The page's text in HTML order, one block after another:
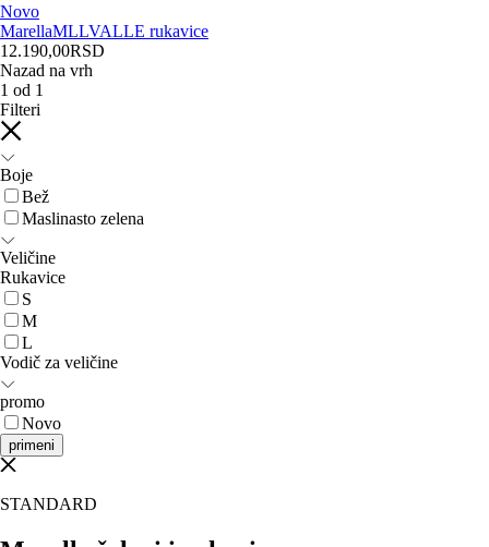
Novo
MarellaMLLVALLE rukavice
12.190,00RSD
Nazad na vrh
1 od 1
Filteri
Boje
Bež
Maslinasto zelena
Veličine
Rukavice
S
M
L
Vodič za veličine
promo
Novo
primeni
STANDARD